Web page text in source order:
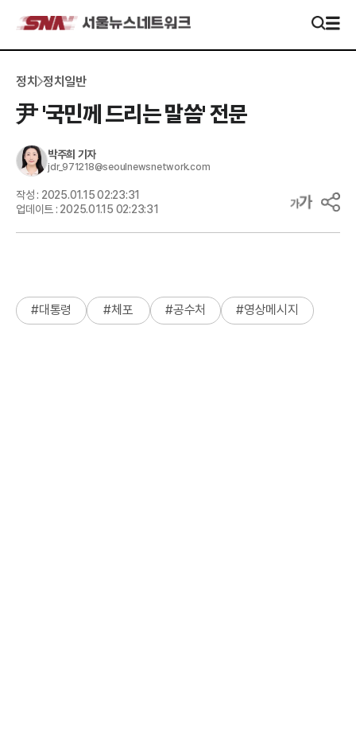
정치 정치일반
尹 '국민께 드리는 말씀' 전문
박주희 기자
jdr_971218@seoulnewsnetwork.com
작성 : 2025.01.15 02:23:31
업데이트 : 2025.01.15 02:23:31
#대통령 #체포 #공수처 #영상메시지